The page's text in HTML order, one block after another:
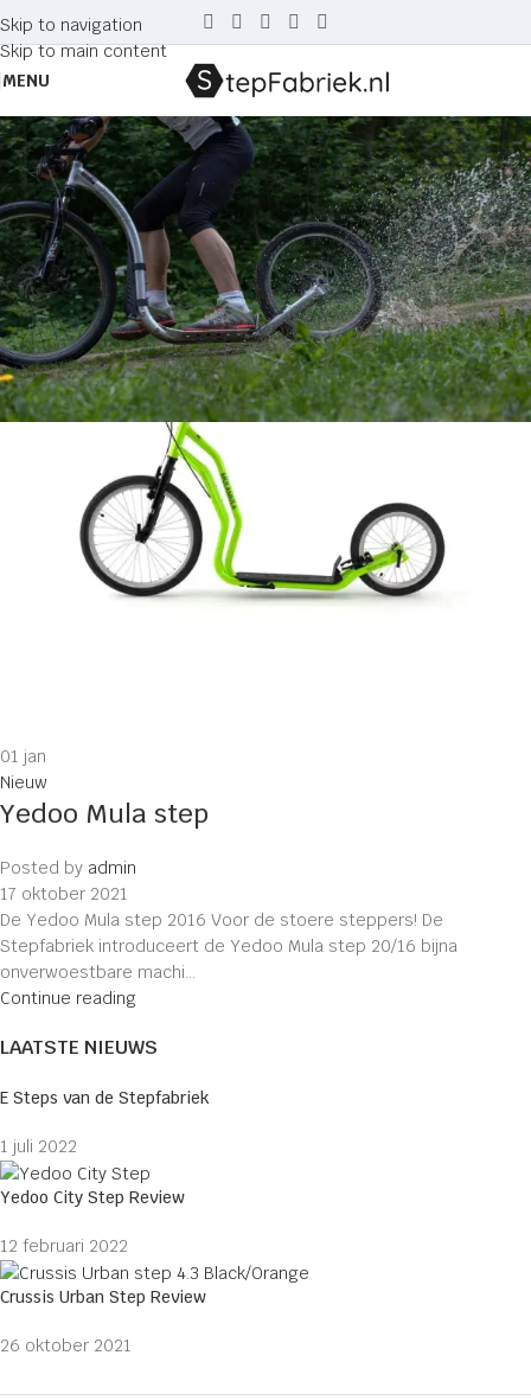
Skip to navigation
Skip to main content
MENU
Tag Archives: groen
Home Posts Tagged "groen"
01 jan
Nieuw
Yedoo Mula step
Posted by admin
17 oktober 2021
De Yedoo Mula step 2016 Voor de stoere steppers! De
Stepfabriek introduceert de Yedoo Mula step 20/16 bijna
onverwoestbare machi...
Continue reading
LAATSTE NIEUWS
E Steps van de Stepfabriek
1 juli 2022
Yedoo City Step Review
12 februari 2022
Crussis Urban Step Review
26 oktober 2021